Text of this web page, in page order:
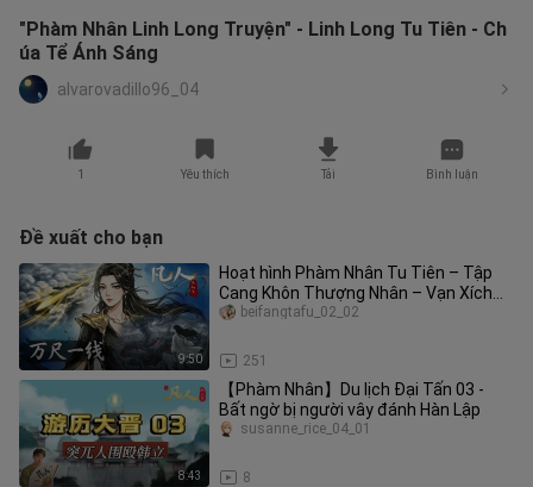
"Phàm Nhân Linh Long Truyện" - Linh Long Tu Tiên - Ch
úa Tể Ánh Sáng
alvarovadillo96_04
1 Yêu thích Tải Bình luận
Đề xuất cho bạn
9:50
Hoạt hình Phàm Nhân Tu Tiên – Tập
Cang Khôn Thượng Nhân – Vạn Xích
Nhất Tuyến (bám sát bản chính thứ
251
beifangtafu_02_02
8:43
【Phàm Nhân】Du lịch Đại Tấn 03 -
Bất ngờ bị người vây đánh Hàn Lập
8
susanne_rice_04_01